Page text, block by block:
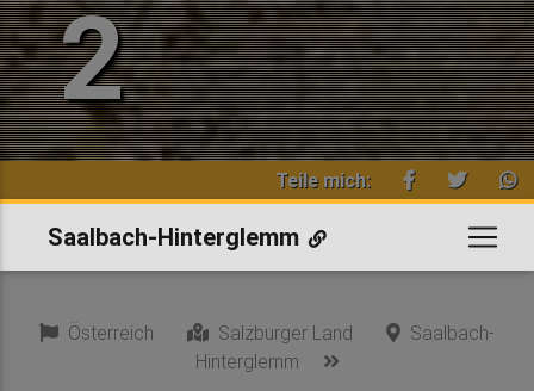
2
Teile mich:
Saalbach-Hinterglemm
Österreich Salzburger Land
Saalbach-
Hinterglemm